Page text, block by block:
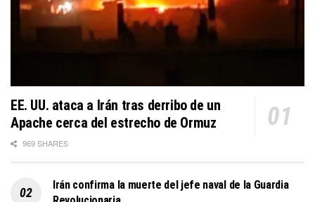
EE. UU. ataca a Irán tras derribo de un
Apache cerca del estrecho de Ormuz
969 SHARES
Irán confirma la muerte del jefe naval de la Guardia